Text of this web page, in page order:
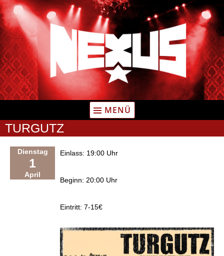
Zum
Inhalt
springen
MENÜ
TURGUTZ
Dienstag
1
April
Einlass: 19:00 Uhr
Beginn: 20:00 Uhr
Eintritt: 7-15€